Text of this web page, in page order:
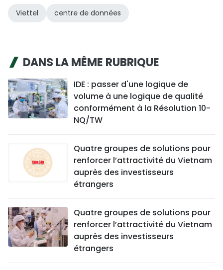
Viettel centre de données
DANS LA MÊME RUBRIQUE
IDE : passer d'une logique de
volume à une logique de qualité
conformément à la Résolution 10-
NQ/TW
Quatre groupes de solutions pour
renforcer l’attractivité du Vietnam
auprès des investisseurs
étrangers
Quatre groupes de solutions pour
renforcer l’attractivité du Vietnam
auprès des investisseurs
étrangers